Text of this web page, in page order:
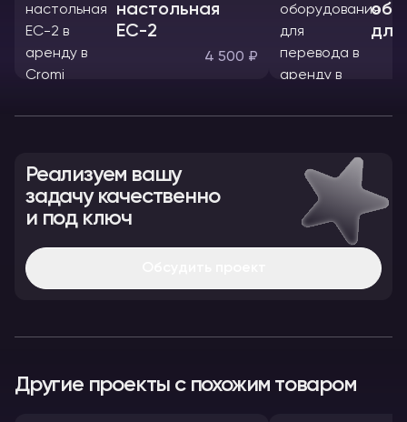
настольная
ЕС-2
4 500 ₽
Реализуем вашу
задачу качественно
и под ключ
Другие проекты с похожим товаром